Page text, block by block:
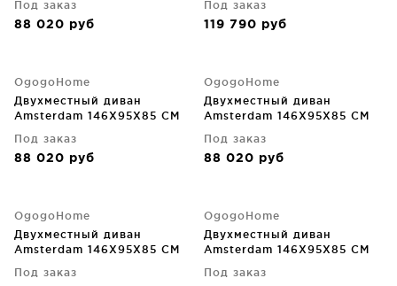
Под заказ
88 020 руб
Под заказ
119 790 руб
OgogoHome
Двухместный диван
Amsterdam 146X95X85 CM
Под заказ
88 020 руб
OgogoHome
Двухместный диван
Amsterdam 146X95X85 CM
Под заказ
88 020 руб
OgogoHome
Двухместный диван
Amsterdam 146X95X85 CM
Под заказ
OgogoHome
Двухместный диван
Amsterdam 146X95X85 CM
Под заказ